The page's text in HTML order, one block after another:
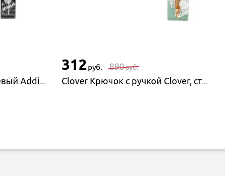
Addi Крючок алюминиевый AddiPur
312 руб. 890руб.
Clover Крючок с ручкой Clover, стальной